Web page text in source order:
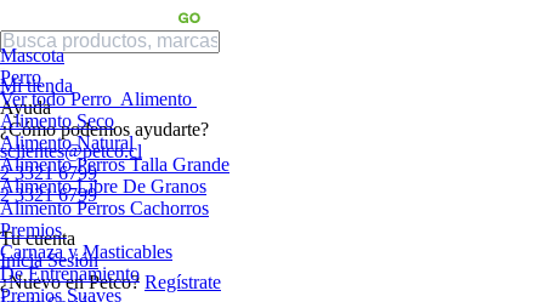
Mi tienda
Ayuda
¿Cómo podemos ayudarte?
sclientes@petco.cl
2 3321 6799
2 3321 6799
Tu cuenta
Inicia Sesión
¿Nuevo en Petco? Regístrate
Mascota
Perro
Ver todo Perro Alimento
Alimento Seco
Alimento Natural
Alimento Perros Talla Grande
Alimento Libre De Granos
Alimento Perros Cachorros
Premios
Carnaza y Masticables
De Entrenamiento
Premios Suaves